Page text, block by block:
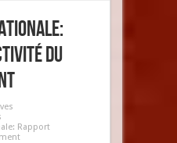
du
Rapport